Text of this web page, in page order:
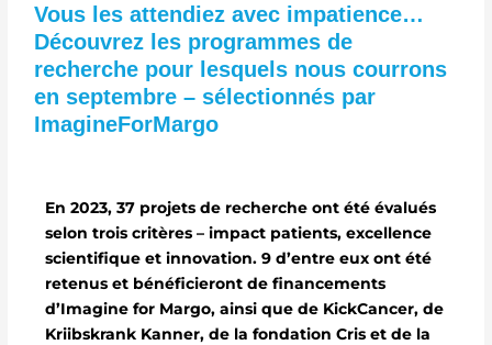
Vous les attendiez avec impatience…
Découvrez les programmes de
recherche pour lesquels nous courrons
en septembre – sélectionnés par
ImagineForMargo
En 2023, 37 projets de recherche ont été évalués
selon trois critères – impact patients, excellence
scientifique et innovation. 9 d’entre eux ont été
retenus et bénéficieront de financements
d’Imagine for Margo, ainsi que de KickCancer, de
Kriibskrank Kanner, de la fondation Cris et de la